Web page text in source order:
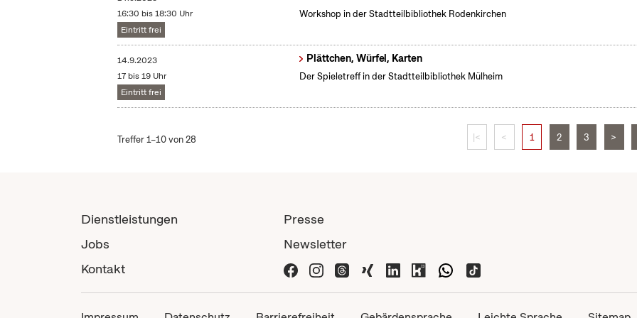
16:30 bis 18:30 Uhr
Eintritt frei
Workshop in der Stadtteilbibliothek Rodenkirchen
14.9.2023
17 bis 19 Uhr
Eintritt frei
Plättchen, Würfel, Karten
Der Spieletreff in der Stadtteilbibliothek Mülheim
Treffer 1–10 von 28 |< < 1 2 3 >
Dienstleistungen
Jobs
Kontakt
Presse
Newsletter